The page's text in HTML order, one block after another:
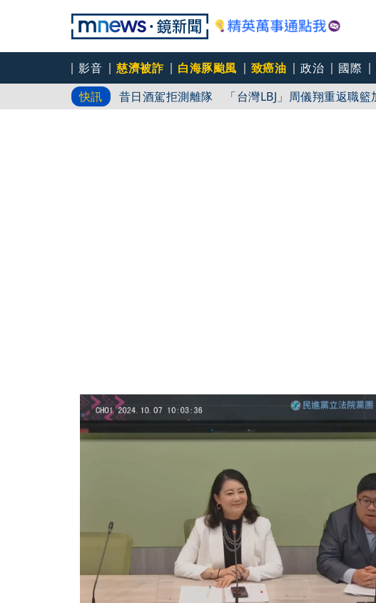
影音 慈濟被詐 白海豚颱風 致癌油 政治 國際
快訊
昔日酒駕拒測離隊 「台灣LBJ」周儀翔重返職籃
狠詐慈濟10.6億！神鬼律師陳昱瑄「親接機BNT